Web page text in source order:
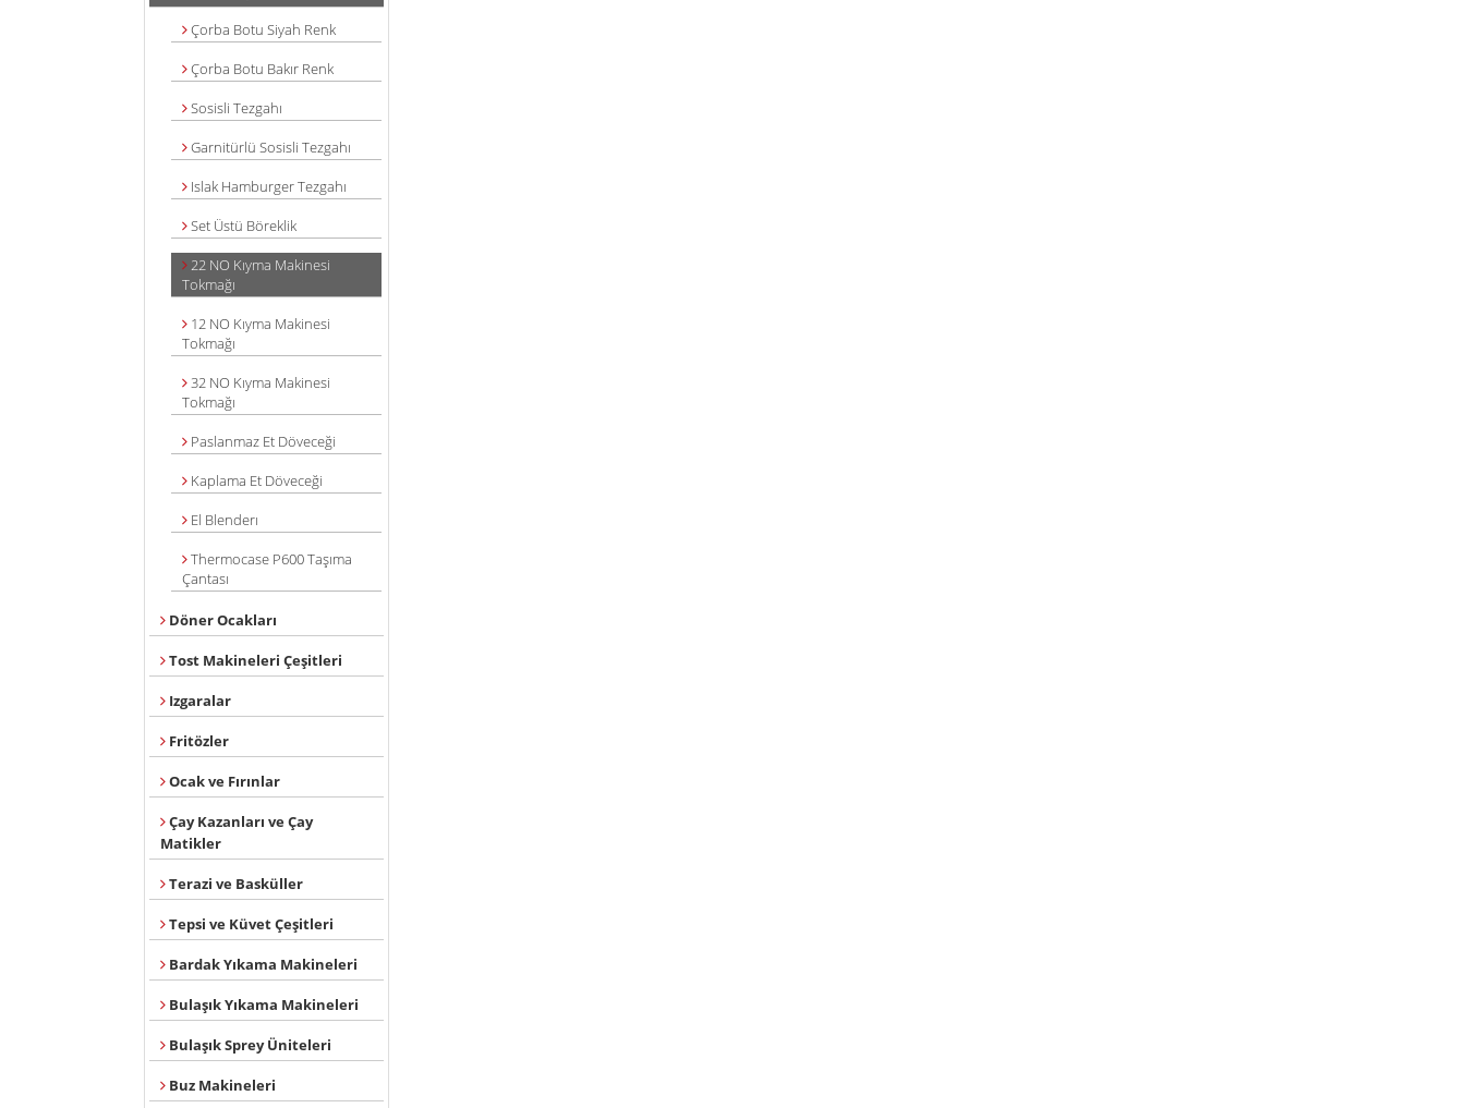
Çorba Botu Siyah Renk
Çorba Botu Bakır Renk
Sosisli Tezgahı
Garnitürlü Sosisli Tezgahı
Islak Hamburger Tezgahı
Set Üstü Böreklik
22 NO Kıyma Makinesi
Tokmağı
12 NO Kıyma Makinesi
Tokmağı
32 NO Kıyma Makinesi
Tokmağı
Paslanmaz Et Döveceği
Kaplama Et Döveceği
El Blenderı
Thermocase P600 Taşıma
Çantası
Döner Ocakları
Tost Makineleri Çeşitleri
Izgaralar
Fritözler
Ocak ve Fırınlar
Çay Kazanları ve Çay
Matikler
Terazi ve Basküller
Tepsi ve Küvet Çeşitleri
Bardak Yıkama Makineleri
Bulaşık Yıkama Makineleri
Bulaşık Sprey Üniteleri
Buz Makineleri